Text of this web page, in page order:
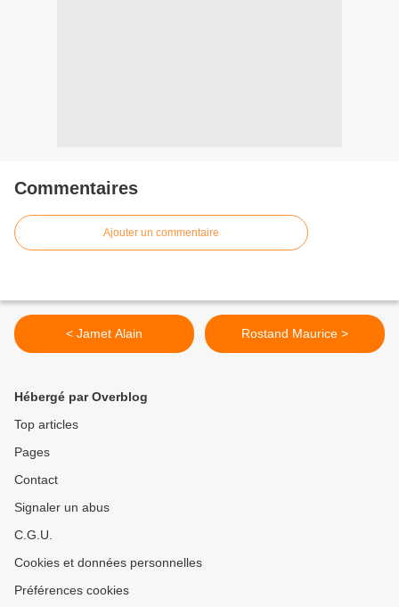
Commentaires
Ajouter un commentaire
< Jamet Alain Rostand Maurice >
Hébergé par Overblog
Top articles
Pages
Contact
Signaler un abus
C.G.U.
Cookies et données personnelles
Préférences cookies